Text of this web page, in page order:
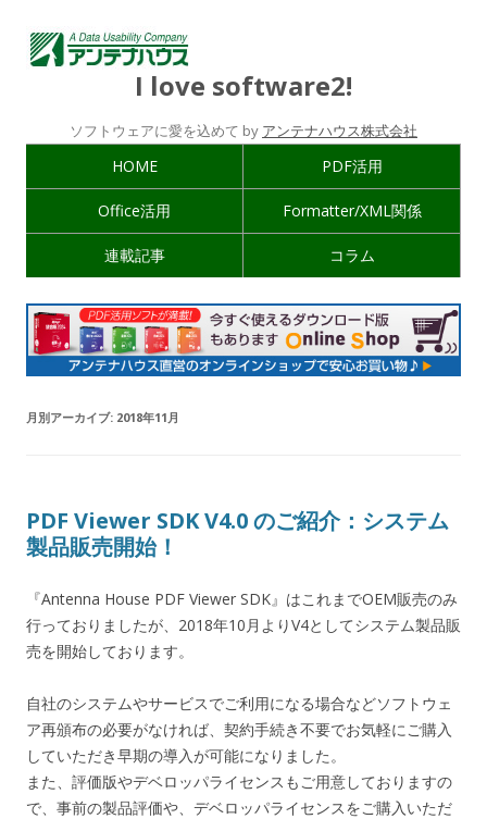
I love software2!
ソフトウェアに愛を込めて by アンテナハウス株式会社
HOME PDF活用
Office活用 Formatter/XML関係
連載記事 コラム
月別アーカイブ: 2018年11月
PDF Viewer SDK V4.0 のご紹介：システム
製品販売開始！
『Antenna House PDF Viewer SDK』はこれまでOEM販売のみ
行っておりましたが、2018年10月よりV4としてシステム製品販
売を開始しております。
自社のシステムやサービスでご利用になる場合などソフトウェ
ア再頒布の必要がなければ、契約手続き不要でお気軽にご購入
していただき早期の導入が可能になりました。
また、評価版やデベロッパライセンスもご用意しておりますの
で、事前の製品評価や、デベロッパライセンスをご購入いただ